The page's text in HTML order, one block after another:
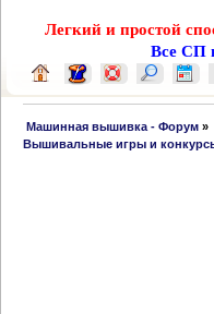
Легкий и простой
Все СП
Машинная вышивка - Форум »
Вышивальные игры и